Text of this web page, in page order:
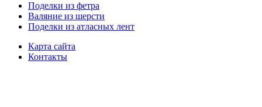
Поделки из фетра
Валяние из шерсти
Поделки из атласных лент
Карта сайта
Контакты